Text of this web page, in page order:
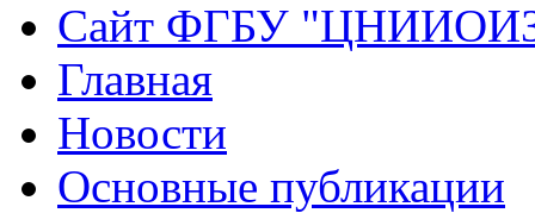
Сайт ФГБУ
Главная
Новости
Основные публикации